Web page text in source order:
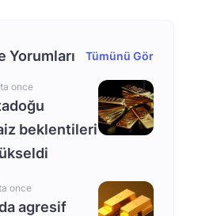
Yorumları Tümünü Gör
once
beklentileri
once
agresif